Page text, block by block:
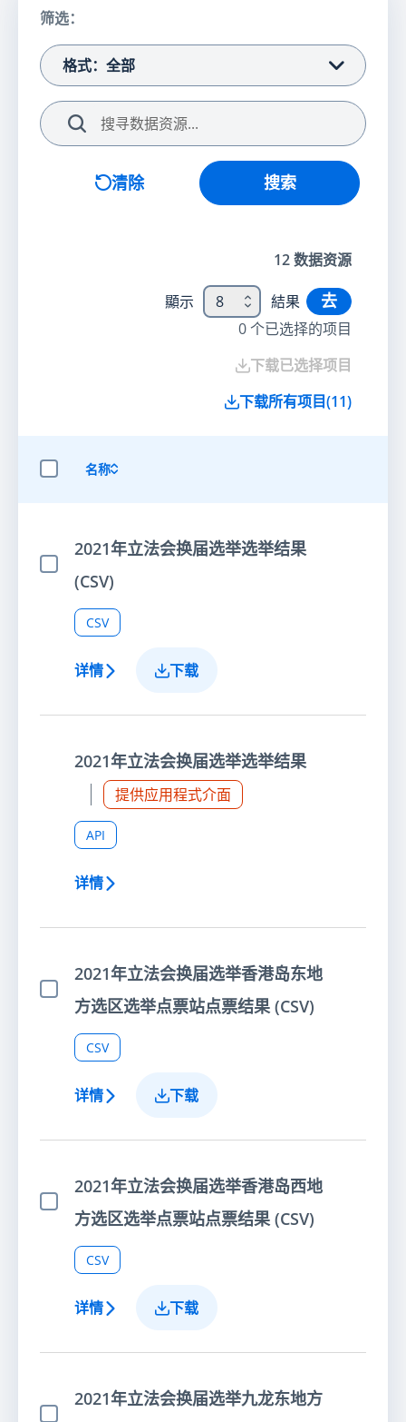
筛选：
格式：全部
清除 搜索
12数据资源
顯示 8 結果 去
0个已选择的项目
下载已选择项目
下载所有项目(11)
名称
选择项目
2021年立法会换届选举选举结果
(CSV)
CSV
详情 下载
2021年立法会换届选举选举结果
提供应用程式介面
API
详情
选择项目
2021年立法会换届选举香港岛东地
方选区选举点票站点票结果 (CSV)
CSV
详情 下载
选择项目
2021年立法会换届选举香港岛西地
方选区选举点票站点票结果 (CSV)
CSV
详情 下载
2021年立法会换届选举九龙东地方